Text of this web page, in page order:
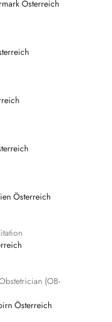
Österreich
Österreich
(OB-
Österreich